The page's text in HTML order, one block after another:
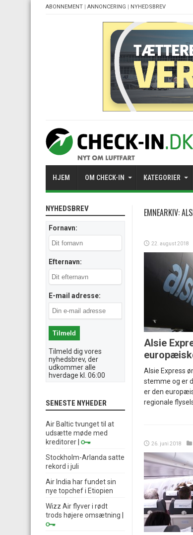
ABONNEMENT | ANNONCERING | NYHEDSBREV
HJEM OM CHECK-IN KATEGORIER
EMNEARKIV:
22. august 2018
Alsie
Alsie Express
stemme og er
er den
regionale
26. juni 2018
NYHEDSBREV
Fornavn:
Efternavn:
E-mail adresse:
Tilmeld dig vores
nyhedsbrev, der
udkommer alle
hverdage kl. 06:00
SENESTE NYHEDER
Air Baltic tvunget til at
udsætte møde med
kreditorer
Stockholm-Arlanda satte
rekord i juli
Air India har fundet sin
nye topchef i Etiopien
Wizz Air flyver i rødt
trods højere omsætning